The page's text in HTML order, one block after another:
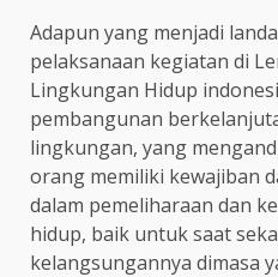
Adapun yang menjadi
pelaksanaan kegiatan di
Lingkungan Hidup
pembangunan
lingkungan, yang
orang memiliki kewajiban
dalam pemeliharaan dan
hidup, baik untuk saat
kelangsungannya dimasa